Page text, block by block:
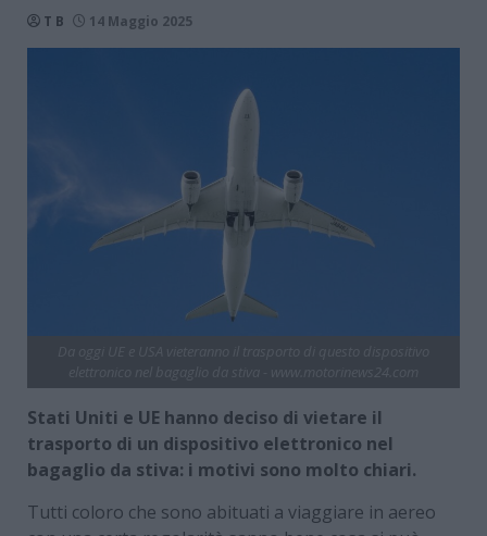
T B 14 Maggio 2025
Stati Uniti e UE hanno deciso di vietare il
trasporto di un dispositivo elettronico nel
bagaglio da stiva: i motivi sono molto chiari.
Tutti coloro che sono abituati a viaggiare in aereo